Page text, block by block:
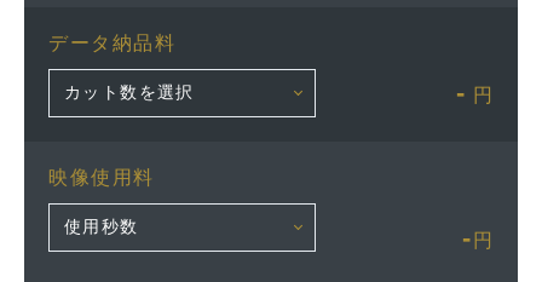
データ納品料
- 円
映像使用料
- 円